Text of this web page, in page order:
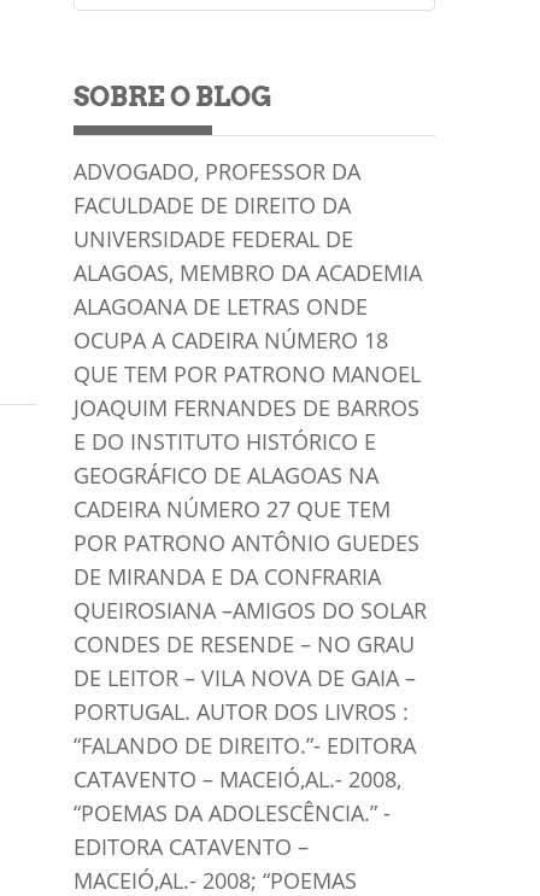
SOBRE O BLOG
ADVOGADO, PROFESSOR DA
FACULDADE DE DIREITO DA
UNIVERSIDADE FEDERAL DE
ALAGOAS, MEMBRO DA ACADEMIA
ALAGOANA DE LETRAS ONDE
OCUPA A CADEIRA NÚMERO 18
QUE TEM POR PATRONO MANOEL
JOAQUIM FERNANDES DE BARROS
E DO INSTITUTO HISTÓRICO E
GEOGRÁFICO DE ALAGOAS NA
CADEIRA NÚMERO 27 QUE TEM
POR PATRONO ANTÔNIO GUEDES
DE MIRANDA E DA CONFRARIA
QUEIROSIANA –AMIGOS DO SOLAR
CONDES DE RESENDE – NO GRAU
DE LEITOR – VILA NOVA DE GAIA –
PORTUGAL. AUTOR DOS LIVROS :
“FALANDO DE DIREITO.”- EDITORA
CATAVENTO – MACEIÓ,AL.- 2008,
“POEMAS DA ADOLESCÊNCIA.” -
EDITORA CATAVENTO –
MACEIÓ,AL.- 2008; “POEMAS